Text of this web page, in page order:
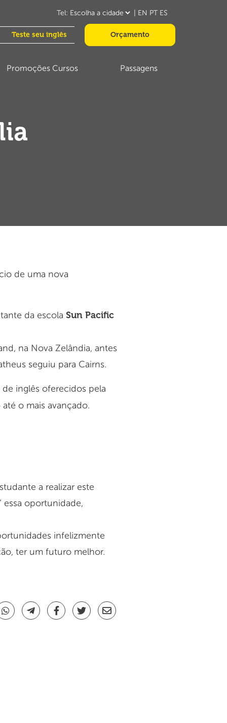
EN PT ES
Teste seu inglês Orçamento
Promoções Cursos Passagens
de uma nova
da escola Sun Pacific
na Nova Zelândia, antes
seguiu para Cairns.
de inglês oferecidos pela
o mais avançado.
a realizar este
essa oportunidade,
infelizmente
ter um futuro melhor.